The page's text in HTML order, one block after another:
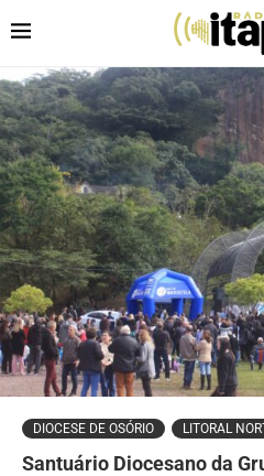
DIOCESE DE OSÓRIO LITORAL
Santuário Diocesano da